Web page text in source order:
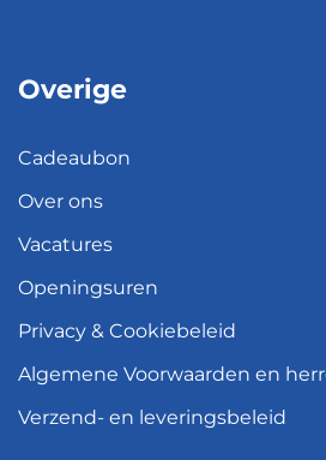
Overige
Cadeaubon
Over ons
Vacatures
Openingsuren
Privacy & Cookiebeleid
Algemene Voorwaarden en
Verzend- en leveringsbeleid